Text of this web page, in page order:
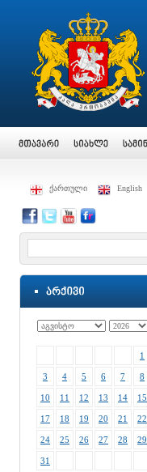
ქართული English
1
3 4 5 6 7 8
10 11 12 13 14 15
17 18 19 20 21 22
24 25 26 27 28 29
31